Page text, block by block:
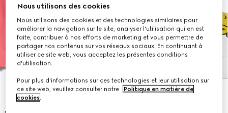
Nous utilisons des cookies
Nous utilisons des cookies et des technologies similaires pour
améliorer la navigation sur le site, analyser l'utilisation qui en est
faite, contribuer à nos efforts de marketing et vous permettre de
partager nos contenus sur vos réseaux sociaux. En continuant à
utiliser ce site web, vous acceptez les présentes conditions
d'utilisation.
Pour plus d'informations sur ces technologies et leur utilisation sur
ce site web, veuillez consulter notre
Politique en matière de
cookies.